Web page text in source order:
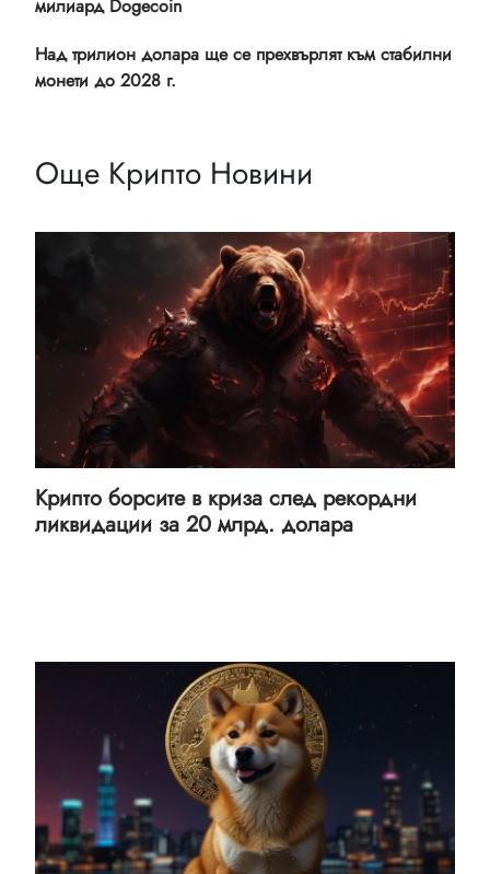
милиард Dogecoin
Над трилион долара ще се прехвърлят към стабилни
монети до 2028 г.
Още Крипто Новини
Крипто борсите в криза след рекордни
ликвидации за 20 млрд. долара